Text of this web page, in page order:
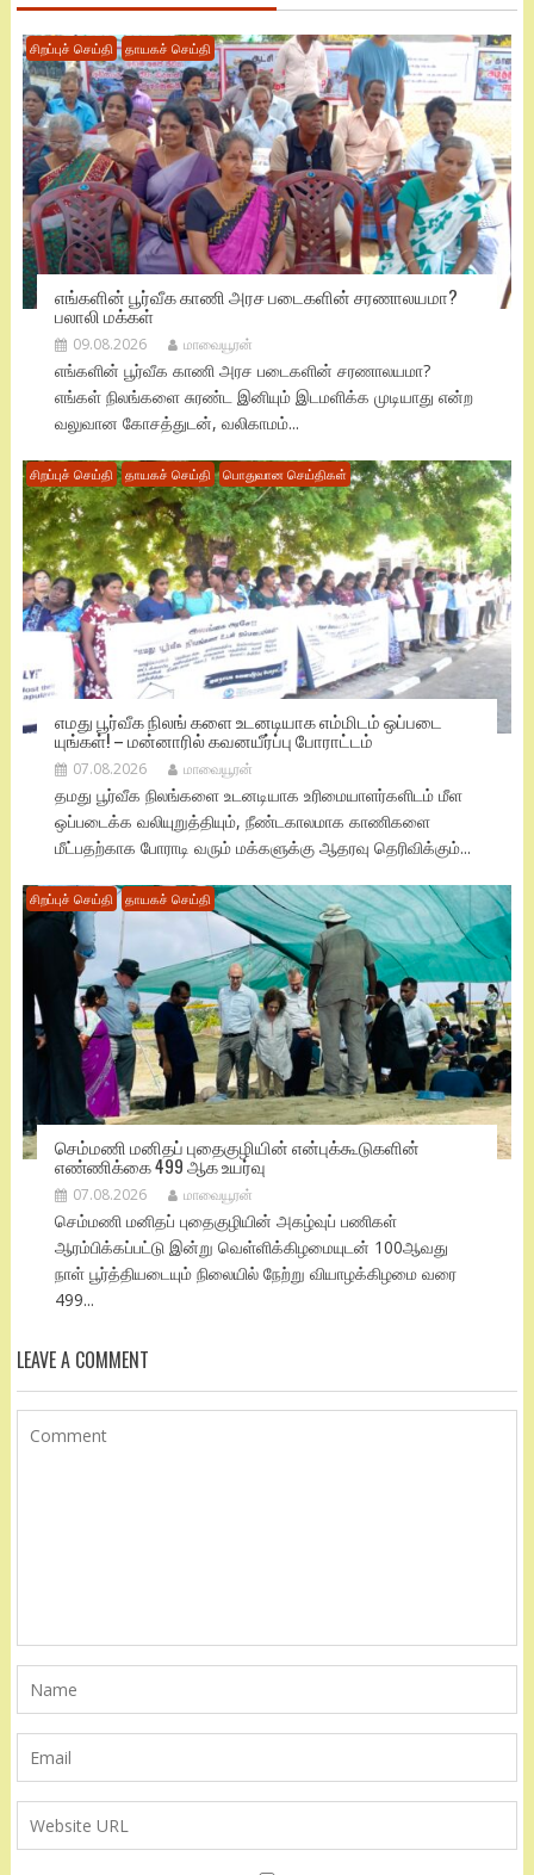
சிறப்புச் செய்தி தாயகச் செய்தி
எங்களின் பூர்வீக காணி அரச படைகளின் சரணாலயமா?
பலாலி மக்கள்
09.08.2026 மாவையூரன்
எங்களின் பூர்வீக காணி அரச படைகளின் சரணாலயமா?
எங்கள் நிலங்களை சுரண்ட இனியும் இடமளிக்க முடியாது என்ற
வலுவான கோசத்துடன், வலிகாமம்...
சிறப்புச் செய்தி தாயகச் செய்தி பொதுவான செய்திகள்
எமது பூர்வீக நிலங் களை உடனடியாக எம்மிடம் ஒப்படை
யுங்கள்! – மன்னாரில் கவனயீர்ப்பு போராட்டம்
07.08.2026 மாவையூரன்
தமது பூர்வீக நிலங்களை உடனடியாக உரிமையாளர்களிடம் மீள
ஒப்படைக்க வலியுறுத்தியும், நீண்டகாலமாக காணிகளை
மீட்பதற்காக போராடி வரும் மக்களுக்கு ஆதரவு தெரிவிக்கும்...
சிறப்புச் செய்தி தாயகச் செய்தி
செம்மணி மனிதப் புதைகுழியின் என்புக்கூடுகளின்
எண்ணிக்கை 499 ஆக உயர்வு
07.08.2026 மாவையூரன்
செம்மணி மனிதப் புதைகுழியின் அகழ்வுப் பணிகள்
ஆரம்பிக்கப்பட்டு இன்று வெள்ளிக்கிழமையுடன் 100ஆவது
நாள் பூர்த்தியடையும் நிலையில் நேற்று வியாழக்கிழமை வரை
499...
LEAVE A COMMENT